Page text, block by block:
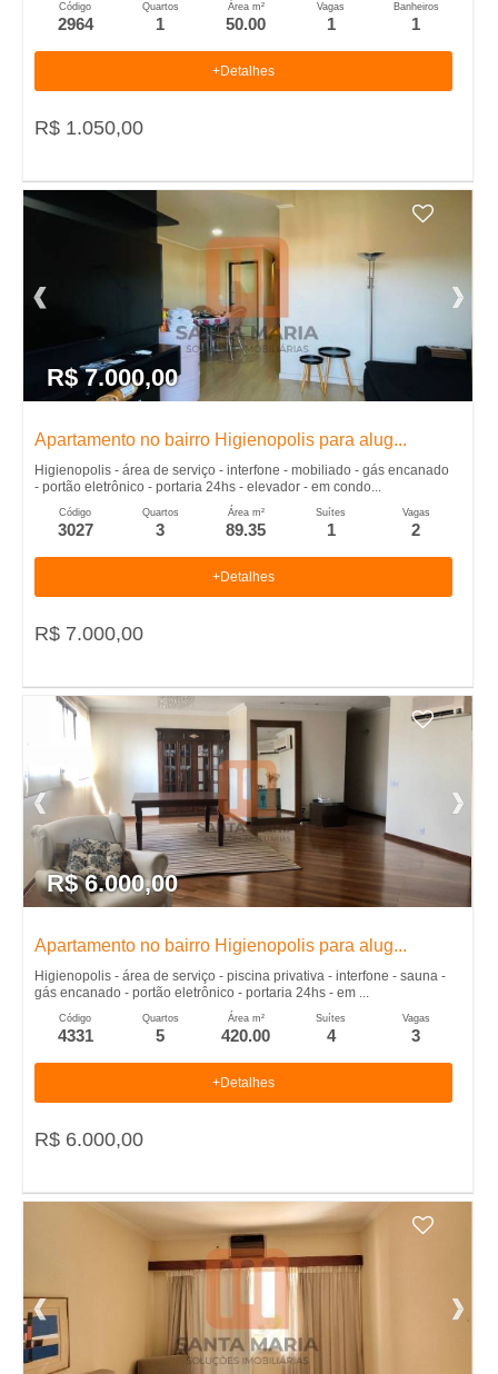
Código
2964
Quartos
1
Área m²
50.00
Vagas
1
Banheiros
1
+Detalhes
R$ 1.050,00
R$ 7.000,00
Apartamento no bairro Higienopolis para alug...
Higienopolis - área de serviço - interfone - mobiliado - gás encanado
- portão eletrônico - portaria 24hs - elevador - em condo...
Código
3027
Quartos
3
Área m²
89.35
Suítes
1
Vagas
2
+Detalhes
R$ 7.000,00
R$ 6.000,00
Apartamento no bairro Higienopolis para alug...
Higienopolis - área de serviço - piscina privativa - interfone - sauna -
gás encanado - portão eletrônico - portaria 24hs - em ...
Código
4331
Quartos
5
Área m²
420.00
Suítes
4
Vagas
3
+Detalhes
R$ 6.000,00